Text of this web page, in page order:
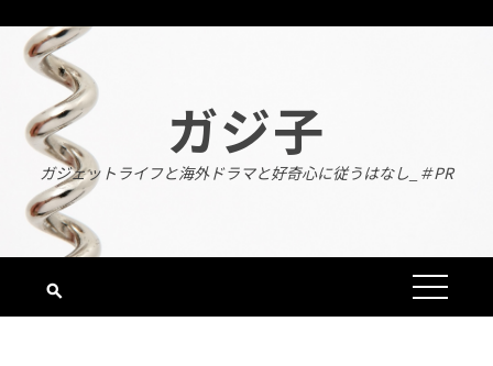
content
ガジ子
ガジェットライフと海外ドラマと好奇心に従うはなし_＃PR